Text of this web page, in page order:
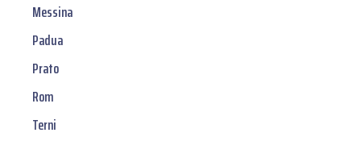
Messina
Padua
Prato
Rom
Terni